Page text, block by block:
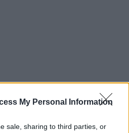
My Personal Information
sale, sharing to third parties, or